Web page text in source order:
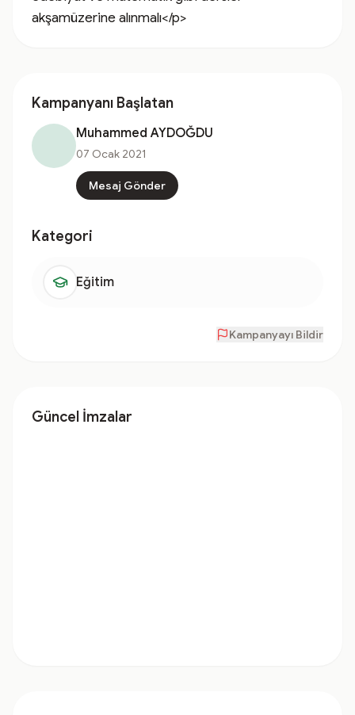
akşamüzerine alınmalı</p>
Kampanyanı Başlatan
Muhammed AYDOĞDU
07 Ocak 2021
Mesaj Gönder
Kategori
Eğitim
Kampanyayı Bildir
Güncel İmzalar